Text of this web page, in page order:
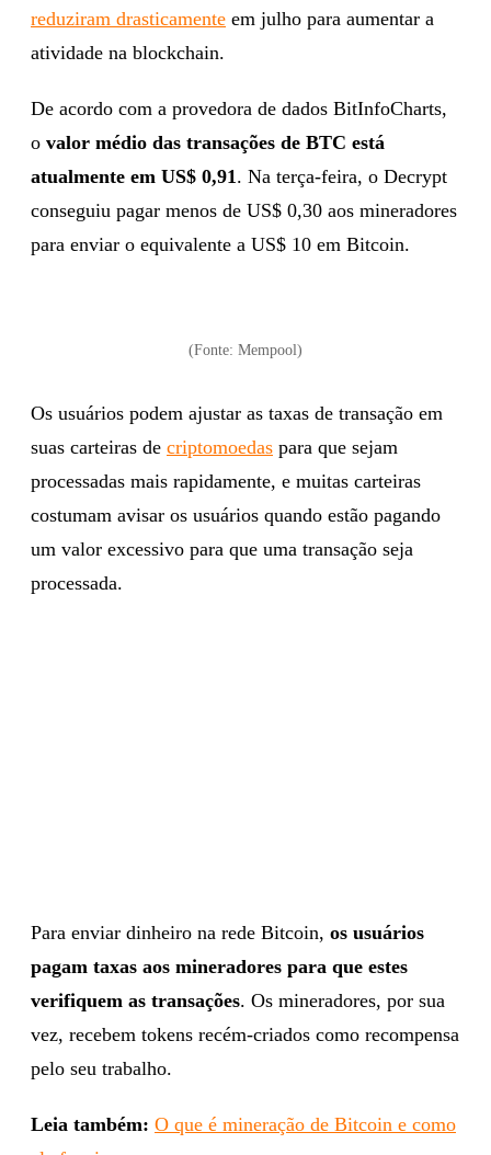
reduziram drasticamente em julho para aumentar a
atividade na blockchain.
De acordo com a provedora de dados BitInfoCharts,
o valor médio das transações de BTC está
atualmente em US$ 0,91 . Na terça-feira, o Decrypt
conseguiu pagar menos de US$ 0,30 aos mineradores
para enviar o equivalente a US$ 10 em Bitcoin.
(Fonte: Mempool)
Os usuários podem ajustar as taxas de transação em
suas carteiras de criptomoedas para que sejam
processadas mais rapidamente, e muitas carteiras
costumam avisar os usuários quando estão pagando
um valor excessivo para que uma transação seja
processada.
Para enviar dinheiro na rede Bitcoin, os usuários
pagam taxas aos mineradores para que estes
verifiquem as transações. Os mineradores, por sua
vez, recebem tokens recém-criados como recompensa
pelo seu trabalho.
Leia também: O que é mineração de Bitcoin e como